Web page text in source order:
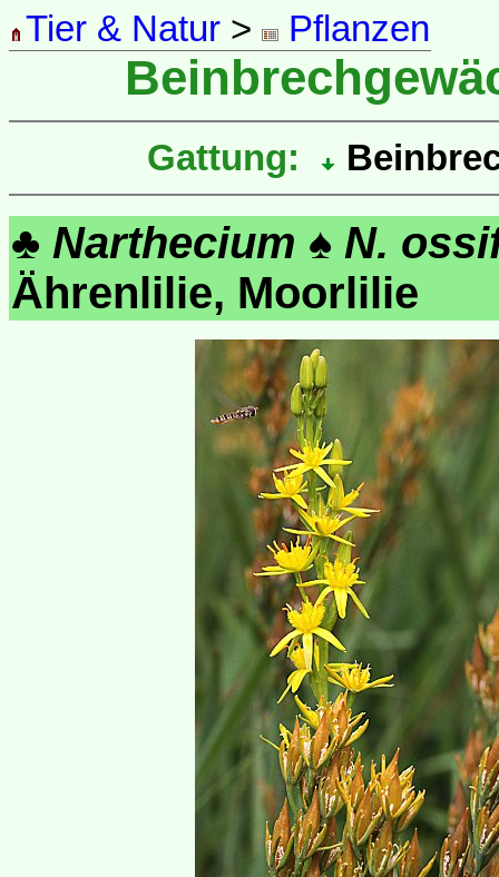
Tier & Natur > Pflanzen
Gattung:
♣ Narthecium ♠ N.
Ährenlilie, Moorlilie